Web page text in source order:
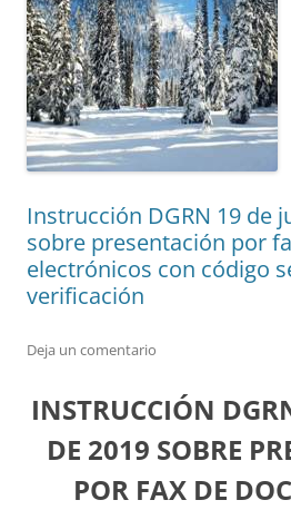
Instrucción DGRN 19 de
sobre presentación por
electrónicos con código
verificación
Deja un comentario
INSTRUCCIÓN
DE 2019 SOBRE
POR FAX DE